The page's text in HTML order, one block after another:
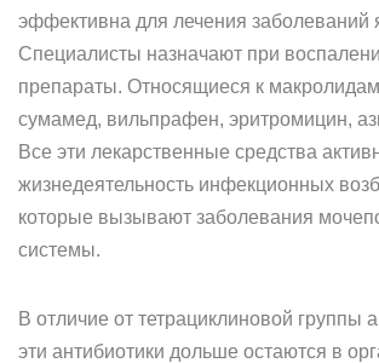
эффективна для лечения заболеваний
Специалисты назначают при
препараты. Относящиеся к
сумамед, вильпрафен, эритромицин,
Все эти лекарственные средства
жизнедеятельность инфекционных
которые вызывают заболевания
системы.
В отличие от тетрациклиновой группы
эти антибиотики дольше остаются в